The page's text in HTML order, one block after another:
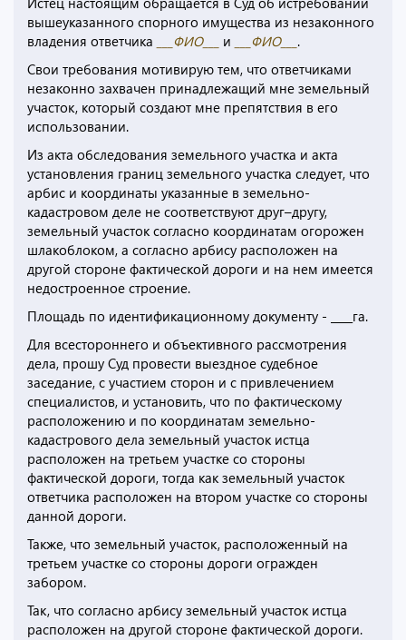
вышеуказанного спорного имущества из незаконного
владения ответчика
___ФИО___ и ___ФИО___ .
Свои требования мотивирую тем, что ответчиками
незаконно захвачен принадлежащий мне земельный
участок, который создают мне препятствия в его
использовании.
Из акта обследования земельного участка и акта
установления границ земельного участка следует, что
арбис и координаты указанные в земельно-
кадастровом деле не соответствуют друг–другу,
земельный участок согласно координатам огорожен
шлакоблоком, а согласно арбису расположен на
другой стороне фактической дороги и на нем имеется
недостроенное строение.
Площадь по идентификационному документу - ____га.
Для всестороннего и объективного рассмотрения
дела, прошу Суд провести выездное судебное
заседание, с участием сторон и с привлечением
специалистов, и установить, что по фактическому
расположению и по координатам земельно-
кадастрового дела земельный участок истца
расположен на третьем участке со стороны
фактической дороги, тогда как земельный участок
ответчика расположен на втором участке со стороны
данной дороги.
Также, что земельный участок, расположенный на
третьем участке со стороны дороги огражден
забором.
Так, что согласно арбису земельный участок истца
расположен на другой стороне фактической дороги.